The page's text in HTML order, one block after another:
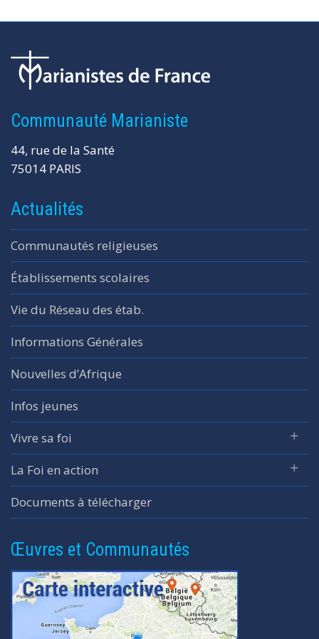
Communauté Marianiste
44, rue de la Santé
75014 PARIS
Actualités
Communautés religieuses
Établissements scolaires
Vie du Réseau des étab.
Informations Générales
Nouvelles d’Afrique
Infos jeunes
Vivre sa foi
La Foi en action
Documents à télécharger
Œuvres et Communautés